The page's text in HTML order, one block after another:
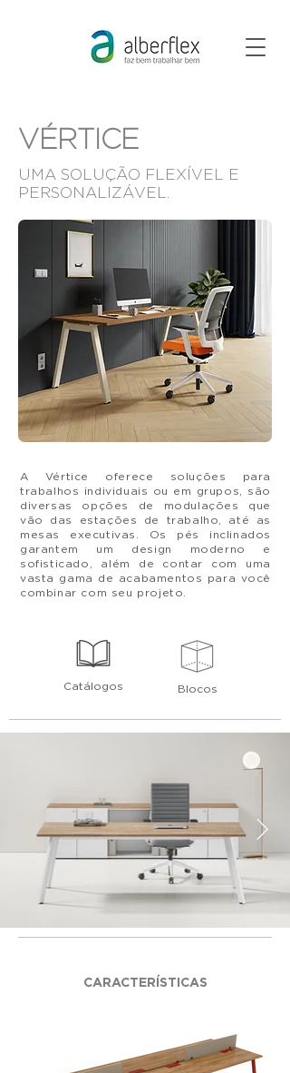
VÉRTICE
UMA SOLUÇÃO FLEXÍVEL E
PERSONALIZÁVEL.
A Vértice oferece soluções para
trabalhos
individuais
ou em grupos, são
diversas opções de modulações que
vão das estações de trabalho, até as
mesas executivas. Os pés inclinados
garantem um design moderno e
sofisticado, além de contar com uma
vasta gama de acabamentos para você
combinar com seu projeto.
Catálogos Blocos
CARACTERÍSTICAS